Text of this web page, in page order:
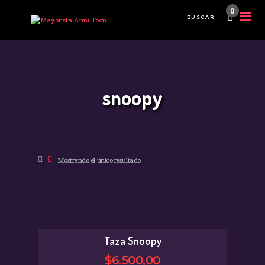
0
NOVEDADESsnoopy
Mostrando el único resultado
Taza Snoopy
$6.500,00